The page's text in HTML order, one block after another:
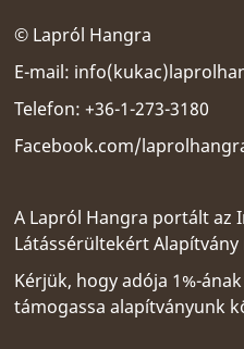
© Lapról Hangra
E-mail:
Telefon: +36-1-273-3180
Facebook.com/
A Lapról Hangra portált az
Látássérültekért Alapítvány
Kérjük, hogy adója 1%-
támogassa alapítványunk